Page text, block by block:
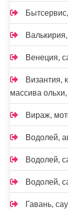
Венеция,
Византия,
массива
Вираж,
Водолей,
Водолей,
Водолей,
Гавань,